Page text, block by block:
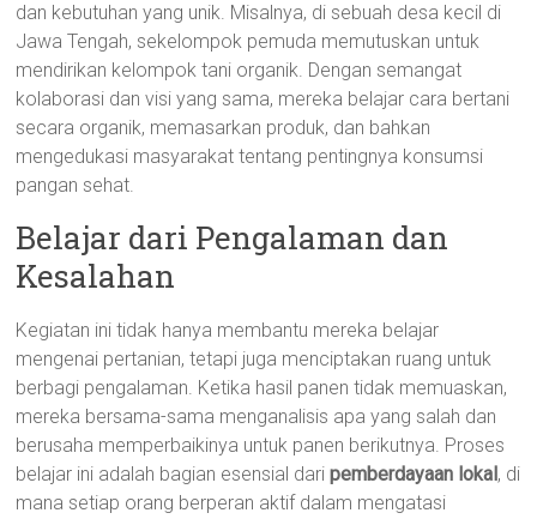
dan kebutuhan yang unik. Misalnya, di sebuah desa kecil di
Jawa Tengah, sekelompok pemuda memutuskan untuk
mendirikan kelompok tani organik. Dengan semangat
kolaborasi dan visi yang sama, mereka belajar cara bertani
secara organik, memasarkan produk, dan bahkan
mengedukasi masyarakat tentang pentingnya konsumsi
pangan sehat.
Belajar dari Pengalaman dan
Kesalahan
Kegiatan ini tidak hanya membantu mereka belajar
mengenai pertanian, tetapi juga menciptakan ruang untuk
berbagi pengalaman. Ketika hasil panen tidak memuaskan,
mereka bersama-sama menganalisis apa yang salah dan
berusaha memperbaikinya untuk panen berikutnya. Proses
belajar ini adalah bagian esensial daripemberdayaan lokal, di
mana setiap orang berperan aktif dalam mengatasi